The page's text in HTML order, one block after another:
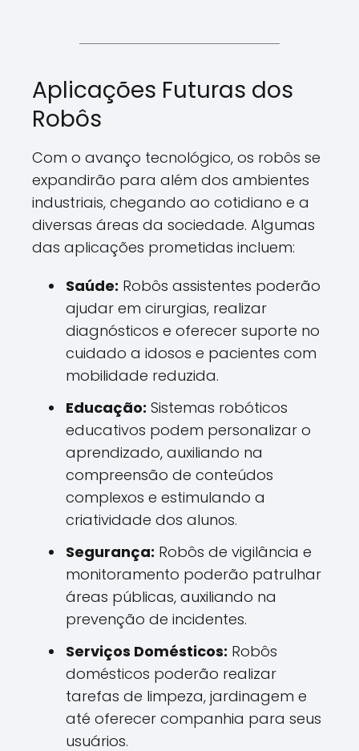
Aplicações Futuras dos
Robôs
Com o avanço tecnológico, os robôs se
expandirão para além dos ambientes
industriais, chegando ao cotidiano e a
diversas áreas da sociedade. Algumas
das aplicações prometidas incluem:
Saúde: Robôs assistentes poderão
ajudar em cirurgias, realizar
diagnósticos e oferecer suporte no
cuidado a idosos e pacientes com
mobilidade reduzida.
Educação: Sistemas robóticos
educativos podem personalizar o
aprendizado, auxiliando na
compreensão de conteúdos
complexos e estimulando a
criatividade dos alunos.
Segurança: Robôs de vigilância e
monitoramento poderão patrulhar
áreas públicas, auxiliando na
prevenção de incidentes.
Serviços Domésticos: Robôs
domésticos poderão realizar
tarefas de limpeza, jardinagem e
até oferecer companhia para seus
usuários.